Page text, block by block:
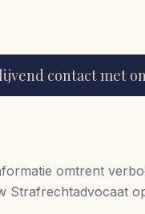
contact met